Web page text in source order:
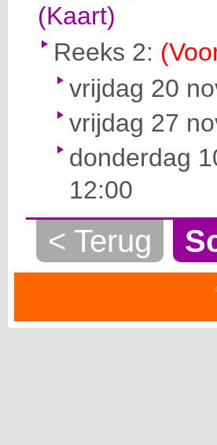
(Kaart)
Reeks 2:
vrijdag 20
vrijdag 27
donderdag
12:00
< Terug